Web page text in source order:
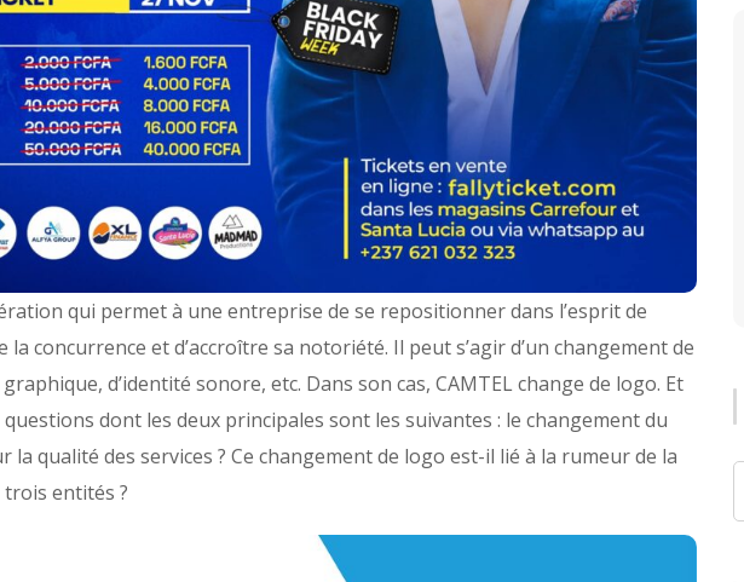
qui permet à une entreprise de se repositionner dans l’esprit de
la concurrence et d’accroître sa notoriété. Il peut s’agir d’un changement de
d’identité sonore, etc. Dans son cas, CAMTEL change de logo. Et
dont les deux principales sont les suivantes : le changement du
qualité des services ? Ce changement de logo est-il lié à la rumeur de la
trois entités ?